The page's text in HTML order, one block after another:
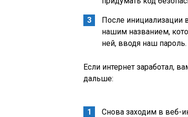
После инициализации
нашим названием,
ней, вводя наш пароль.
Если интернет заработал,
дальше:
Снова заходим в веб-